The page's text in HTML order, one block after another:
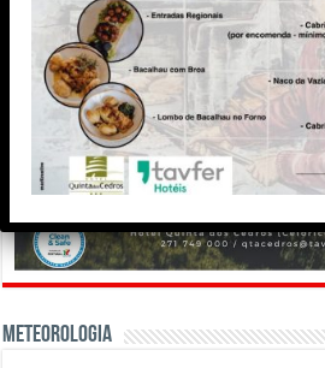
Meteorologia